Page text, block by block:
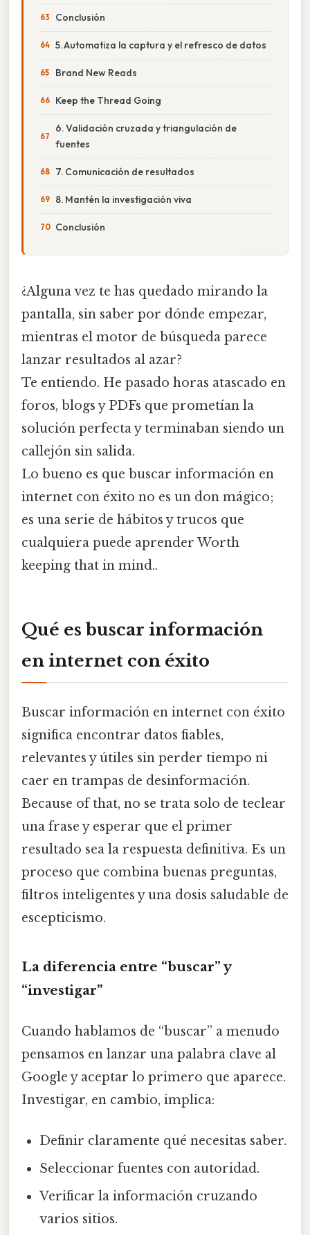
Conclusión
5. Automatiza la captura y el refresco de datos
Brand New Reads
Keep the Thread Going
6. Validación cruzada y triangulación de
fuentes
7. Comunicación de resultados
8. Mantén la investigación viva
Conclusión
¿Alguna vez te has quedado mirando la
pantalla, sin saber por dónde empezar,
mientras el motor de búsqueda parece
lanzar resultados al azar?
Te entiendo. He pasado horas atascado en
foros, blogs y PDFs que prometían la
solución perfecta y terminaban siendo un
callejón sin salida.
Lo bueno es que buscar información en
internet con éxito no es un don mágico;
es una serie de hábitos y trucos que
cualquiera puede aprender Worth
keeping that in mind..
Qué es buscar información
en internet con éxito
Buscar información en internet con éxito
significa encontrar datos fiables,
relevantes y útiles sin perder tiempo ni
caer en trampas de desinformación.
Because of that, no se trata solo de teclear
una frase y esperar que el primer
resultado sea la respuesta definitiva. Es un
proceso que combina buenas preguntas,
filtros inteligentes y una dosis saludable de
escepticismo.
La diferencia entre “buscar” y
“investigar”
Cuando hablamos de “buscar” a menudo
pensamos en lanzar una palabra clave al
Google y aceptar lo primero que aparece.
Investigar, en cambio, implica:
Definir claramente qué necesitas saber.
Seleccionar fuentes con autoridad.
Verificar la información cruzando
varios sitios.